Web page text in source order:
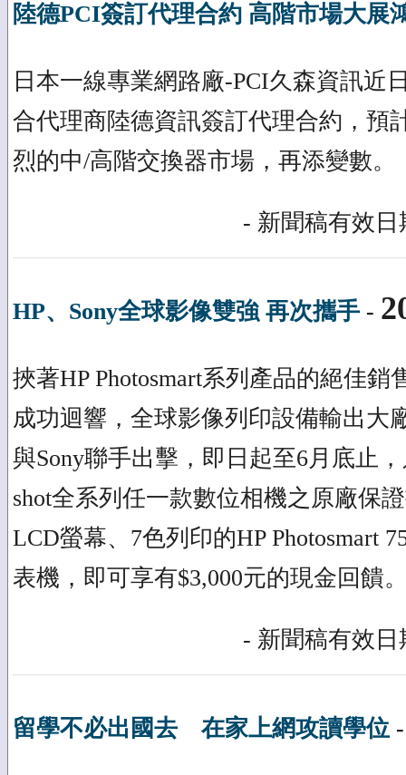
陸德PCI簽訂代理合約 高階市場大展
日本一線專業網路廠-PCI久森資訊近
合代理商陸德資訊簽訂代理合約，預
烈的中/高階交換器市場，再添變數。
- 新聞稿有效日
HP、Sony全球影像雙強 再次攜手 -
挾著HP Photosmart系列產品的絕佳
成功迴響，全球影像列印設備輸出大
與Sony聯手出擊，即日起至6月底止
shot全系列任一款數位相機之原廠保
LCD螢幕、7色列印的HP Photosmart
表機，即可享有$3,000元的現金回饋
- 新聞稿有效日
留學不必出國去 在家上網攻讀學位